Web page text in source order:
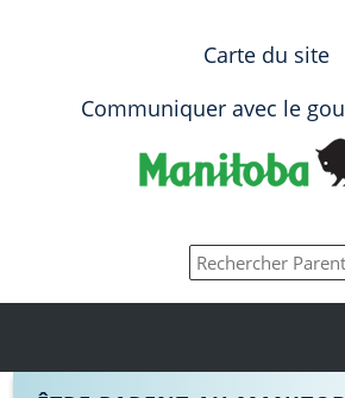
Carte du site
Communiquer avec le